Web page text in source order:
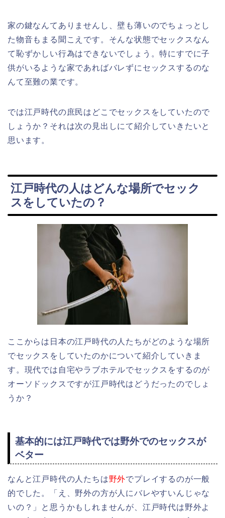
家の鍵なんてありませんし、壁も薄いのでちょっとし
た物音もまる聞こえです。そんな状態でセックスなん
て恥ずかしい行為はできないでしょう。特にすでに子
供がいるような家であればバレずにセックスするのな
んて至難の業です。
では江戸時代の庶民はどこでセックスをしていたので
しょうか？それは次の見出しにて紹介していきたいと
思います。
江戸時代の人はどんな場所でセック
スをしていたの？
ここからは日本の江戸時代の人たちがどのような場所
でセックスをしていたのかについて紹介していきま
す。現代では自宅やラブホテルでセックスをするのが
オーソドックスですが江戸時代はどうだったのでしょ
うか？
基本的には江戸時代では野外でのセックスが
ベター
なんと江戸時代の人たちは野外でプレイするのが一般
的でした。「え、野外の方が人にバレやすいんじゃな
いの？」と思うかもしれませんが、江戸時代は野外よ